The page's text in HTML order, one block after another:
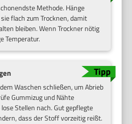
Methode. Hänge
flach zum Trocknen, damit
bleiben. Wenn Trockner nötig
Temperatur.
Waschen schließen, um Abrieb
Gummizug und Nähte
Stellen nach. Gut gepflegte
dass der Stoff vorzeitig reißt.